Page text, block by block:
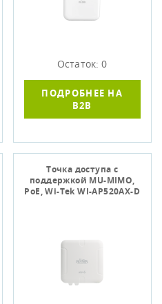
Остаток: 0
ПОДРОБНЕЕ НА
B2B
Точка доступа c
поддержкой MU-MIMO,
PoE, Wi-Tek WI-AP520AX-D